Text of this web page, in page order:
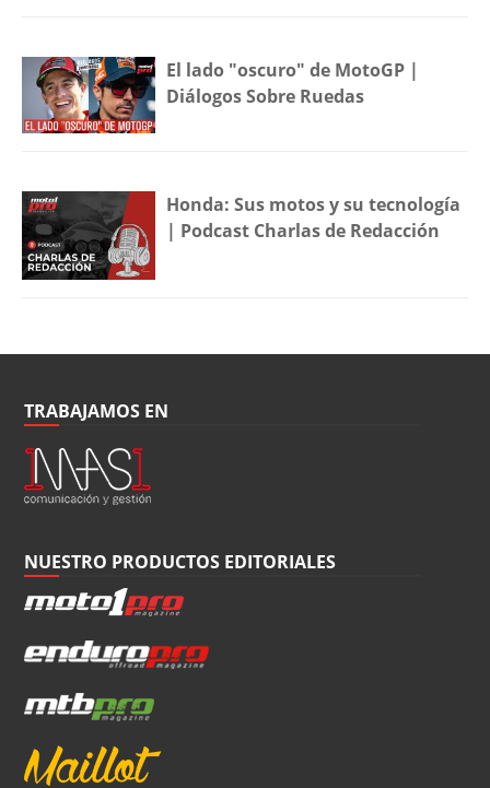
El lado "oscuro" de MotoGP |
Diálogos Sobre Ruedas
Honda: Sus motos y su tecnología
| Podcast Charlas de Redacción
TRABAJAMOS EN
NUESTRO PRODUCTOS EDITORIALES